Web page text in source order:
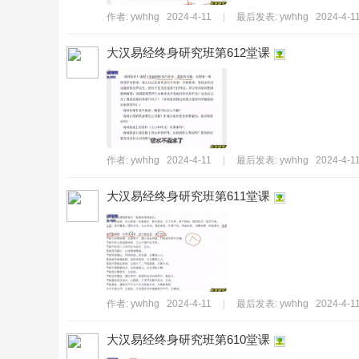
絕
作者: ywhhg 2024-4-11 最后发表: ywhhg 2024-4-
大汉易经终身研究班第612堂课
作者: ywhhg 2024-4-11 最后发表: ywhhg 2024-4-
大汉易经终身研究班第611堂课
作者: ywhhg 2024-4-11 最后发表: ywhhg 2024-4-
大汉易经终身研究班第610堂课